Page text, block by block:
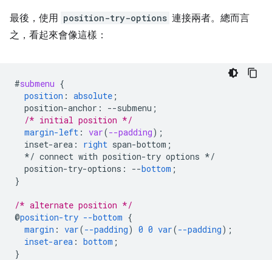
最後，使用 position-try-options 連接兩者。總而言
之，看起來會像這樣：
#submenu {
position : absolute ;
position-anchor : --submenu ;
/* initial position */
margin-left : var(--padding);
inset-area : right span-bottom ;
*/ connect with position-try options */
position-try-options : --bottom ;
}
/* alternate position */
@position-try --bottom {
margin : var(--padding) 0 0 var(--padding);
inset-area : bottom ;
}